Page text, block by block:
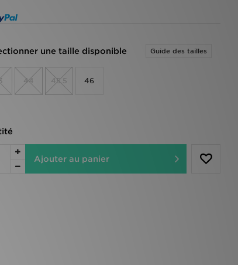
une taille disponible Guide des tailles
44 45.5 46
Ajouter au panier